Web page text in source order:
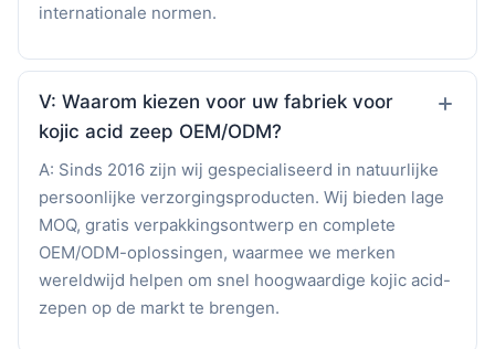
internationale normen.
V: Waarom kiezen voor uw fabriek voor
kojic acid zeep OEM/ODM?
A: Sinds 2016 zijn wij gespecialiseerd in natuurlijke
persoonlijke verzorgingsproducten. Wij bieden lage
MOQ, gratis verpakkingsontwerp en complete
OEM/ODM-oplossingen, waarmee we merken
wereldwijd helpen om snel hoogwaardige kojic acid-
zepen op de markt te brengen.